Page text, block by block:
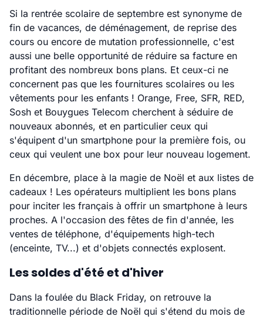
Si la rentrée scolaire de septembre est synonyme de
fin de vacances, de déménagement, de reprise des
cours ou encore de mutation professionnelle, c'est
aussi une belle opportunité de réduire sa facture en
profitant des nombreux bons plans. Et ceux-ci ne
concernent pas que les fournitures scolaires ou les
vêtements pour les enfants ! Orange, Free, SFR, RED,
Sosh et Bouygues Telecom cherchent à séduire de
nouveaux abonnés, et en particulier ceux qui
s'équipent d'un smartphone pour la première fois, ou
ceux qui veulent une box pour leur nouveau logement.
En décembre, place à la magie de Noël et aux listes de
cadeaux ! Les opérateurs multiplient les bons plans
pour inciter les français à offrir un smartphone à leurs
proches. A l'occasion des fêtes de fin d'année, les
ventes de téléphone, d'équipements high-tech
(enceinte, TV...) et d'objets connectés explosent.
Les soldes d'été et d'hiver
Dans la foulée du Black Friday, on retrouve la
traditionnelle période de Noël qui s'étend du mois de